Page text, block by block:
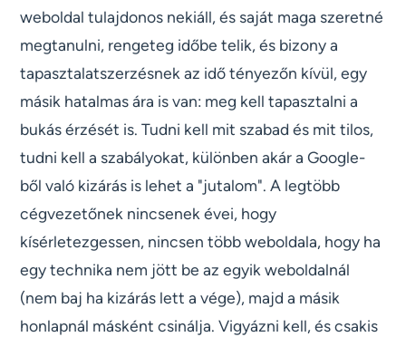
weboldal tulajdonos nekiáll, és saját maga szeretné
megtanulni, rengeteg időbe telik, és bizony a
tapasztalatszerzésnek az idő tényezőn kívül, egy
másik hatalmas ára is van: meg kell tapasztalni a
bukás érzését is. Tudni kell mit szabad és mit tilos,
tudni kell a szabályokat, különben akár a Google-
ből való kizárás is lehet a "jutalom". A legtöbb
cégvezetőnek nincsenek évei, hogy
kísérletezgessen, nincsen több weboldala, hogy ha
egy technika nem jött be az egyik weboldalnál
(nem baj ha kizárás lett a vége), majd a másik
honlapnál másként csinálja. Vigyázni kell, és csakis